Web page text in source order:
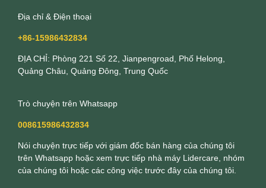
Địa chỉ & Điện thoại
+86-15986432834
ĐỊA CHỈ: Phòng 221 Số 22, Jianpengroad, Phố Helong,
Quảng Châu, Quảng Đông, Trung Quốc
Trò chuyện trên Whatsapp
008615986432834
Nói chuyện trực tiếp với giám đốc bán hàng của chúng tôi
trên Whatsapp hoặc xem trực tiếp nhà máy Lidercare, nhóm
của chúng tôi hoặc các công việc trước đây của chúng tôi.